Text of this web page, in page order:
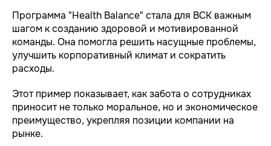
Программа "Health Balance" стала для ВСК важным
шагом к созданию здоровой и мотивированной
команды. Она помогла решить насущные проблемы,
улучшить корпоративный климат и сократить
расходы.
Этот пример показывает, как забота о сотрудниках
приносит не только моральное, но и экономическое
преимущество, укрепляя позиции компании на
рынке.
Скачать с сайта
Часто задаваемые вопросы
Health Balance PrivacyPolicy
Правила и требования
Требования для корректной
Balance
Стоимость программного
обеспечения
Инструкция по установке
Пользовательcкое соглашение
User agreement
WEB
версия
AppGallery
GooglePlay